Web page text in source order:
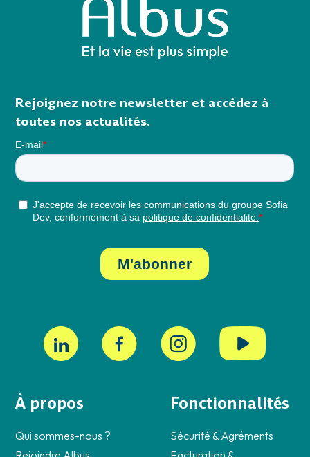
À propos
Qui sommes-nous ?
Fonctionnalités
Sécurité & Agréments
Rejoignez notre newsletter et accédez à
toutes nos actualités.